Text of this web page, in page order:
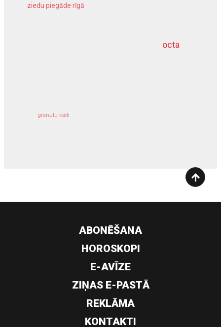
octa
ziedu piegāde rīgā
granulu katli
dziļurbums
ABONĒŠANA
HOROSKOPI
E-AVĪZE
ZIŅAS E-PASTĀ
REKLĀMA
KONTAKTI